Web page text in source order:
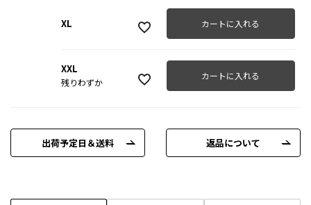
XL カートに入れる
XXL
残りわずか
カートに入れる
出荷予定日＆送料 返品について